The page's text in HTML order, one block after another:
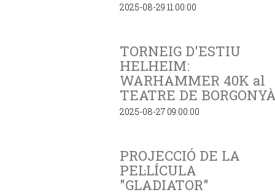
2025-08-29 11:00:00
TORNEIG D'ESTIU
HELHEIM:
WARHAMMER 40K al
TEATRE DE
2025-08-27 09:00:00
PROJECCIÓ DE LA
PEL·LÍCULA
"GLADIATOR"